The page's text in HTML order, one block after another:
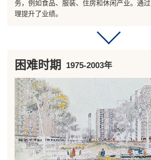
务，例如食品、服装、住房和休闲产业。通
理提升了业绩。
困难时期 1975-2003年